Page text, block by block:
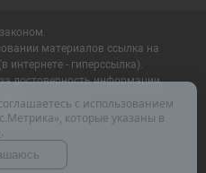
материалов ссылка на
интернете - гиперссылка).
достоверность информации,
материалы 16+
с использованием
которые указаны в
.